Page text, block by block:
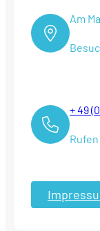
Am
+ 49